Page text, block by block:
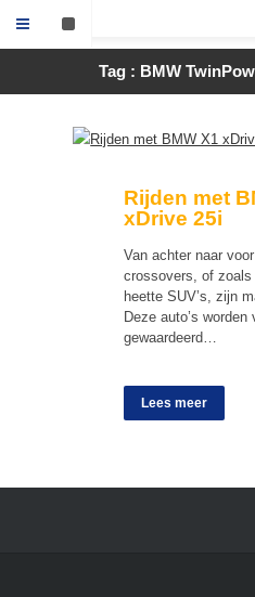
Tag : BMW
Rijden met
xDrive 25i
Van achter naar
crossovers, of zoals
heette SUV’s, zijn
Deze auto’s worden
gewaardeerd…
Lees meer